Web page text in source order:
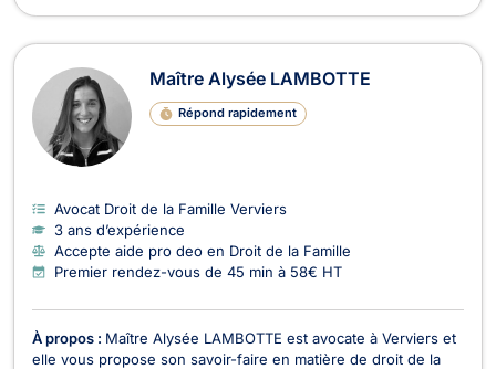
Maître Alysée LAMBOTTE
Répond rapidement
Avocat Droit de la Famille Verviers
3 ans d’expérience
Accepte aide pro deo en Droit de la Famille
Premier rendez-vous de 45 min à 58€ HT
À propos : Maître Alysée LAMBOTTE est avocate à Verviers et
elle vous propose son savoir-faire en matière de droit de la